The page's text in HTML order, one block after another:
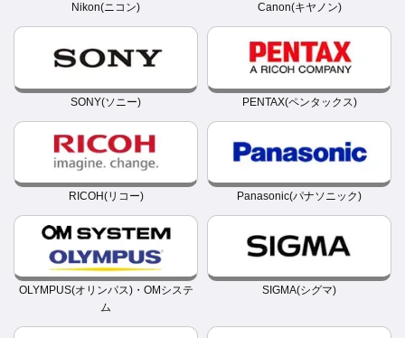
Nikon(ニコン) Canon(キヤノン)
SONY(ソニー) PENTAX(ペンタックス)
RICOH(リコー) Panasonic(パナソニック)
OLYMPUS(オリンパス)・OMシステ
ム
SIGMA(シグマ)